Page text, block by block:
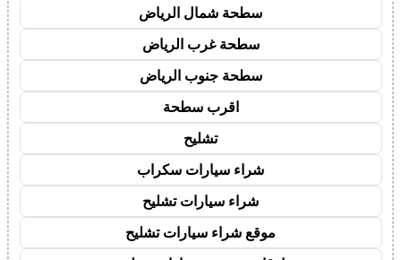
سطحة شمال الرياض
سطحة غرب الرياض
سطحة جنوب الرياض
اقرب سطحة
تشليح
شراء سيارات سكراب
شراء سيارات تشليح
موقع شراء سيارات تشليح